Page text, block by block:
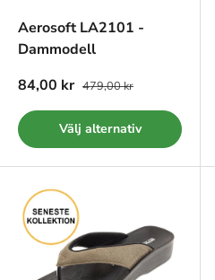
Aerosoft LA2101 -
Dammodell
84,00 kr 479,00 kr
Välj alternativ